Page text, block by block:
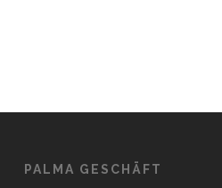
PALMA GESCHÄFT